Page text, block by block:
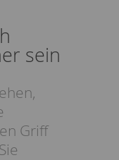
sein
Griff